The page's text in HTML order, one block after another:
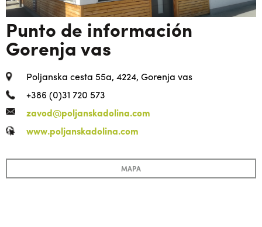
Punto de información
Gorenja vas
Poljanska cesta 55a, 4224, Gorenja vas
+386 (0)31 720 573
zavod@poljanskadolina.com
www.poljanskadolina.com
MAPA